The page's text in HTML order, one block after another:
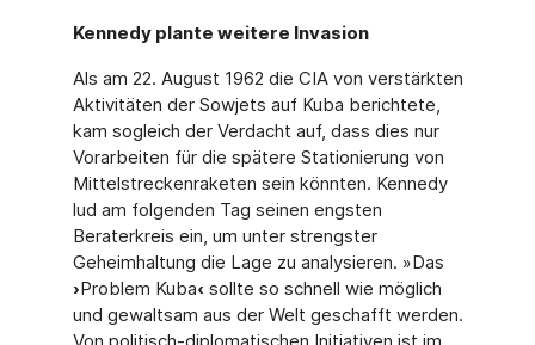
Kennedy plante weitere Invasion
Als am 22. August 1962 die CIA von verstärkten
Aktivitäten der Sowjets auf Kuba berichtete,
kam sogleich der Verdacht auf, dass dies nur
Vorarbeiten für die spätere Stationierung von
Mittelstreckenraketen sein könnten. Kennedy
lud am folgenden Tag seinen engsten
Beraterkreis ein, um unter strengster
Geheimhaltung die Lage zu analysieren. »Das
›Problem Kuba‹ sollte so schnell wie möglich
und gewaltsam aus der Welt geschafft werden.